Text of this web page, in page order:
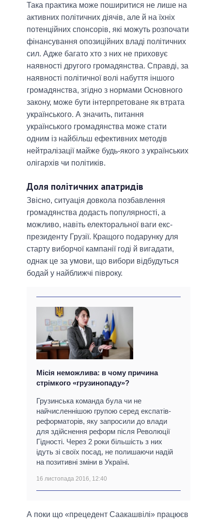
Така практика може поширитися не лише на
активних політичних діячів, але й на їхніх
потенційних спонсорів, які можуть розпочати
фінансування опозиційних владі політичних
сил. Адже багато хто з них не приховує
наявності другого громадянства. Справді, за
наявності політичної волі набуття іншого
громадянства, згідно з нормами Основного
закону, може бути інтерпретоване як втрата
українського. А значить, питання
українського громадянства може стати
одним із найбільш ефективних методів
нейтралізації майже будь-якого з українських
олігархів чи політиків.
Доля політичних апатридів
Звісно, ситуація довкола позбавлення
громадянства додасть популярності, а
можливо, навіть електоральної ваги екс-
президенту Грузії. Кращого подарунку для
старту виборчої кампанії годі й вигадати,
однак це за умови, що вибори відбудуться
бодай у найближчі півроку.
Місія неможлива: в чому причина
стрімкого «грузинопаду»?
Грузинська команда була чи не
найчисленнішою групою серед експатів-
реформаторів, яку запросили до влади
для здійснення реформ після Революції
Гідності. Через 2 роки більшість з них
ідуть зі своїх посад, не полишаючи надій
на позитивні зміни в Україні.
16 листопада 2016, 12:40
А поки що «прецедент Саакашвілі» працюєв